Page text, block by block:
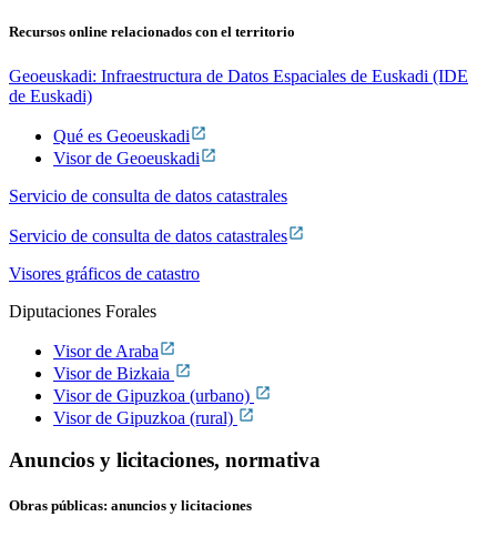
Recursos online relacionados con el territorio
Geoeuskadi: Infraestructura de Datos Espaciales de Euskadi (IDE
de Euskadi)
Qué es Geoeuskadi
Visor de Geoeuskadi
Servicio de consulta de datos catastrales
Servicio de consulta de datos catastrales
Visores gráficos de catastro
Diputaciones Forales
Visor de Araba
Visor de Bizkaia
Visor de Gipuzkoa (urbano)
Visor de Gipuzkoa (rural)
Anuncios y licitaciones, normativa
Obras públicas: anuncios y licitaciones